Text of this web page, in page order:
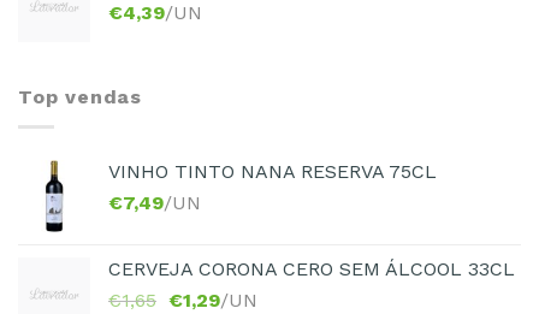
€4,39/UN
Top vendas
VINHO TINTO NANA RESERVA 75CL
€7,49/UN
CERVEJA CORONA CERO SEM ÁLCOOL 33CL
€1,65 €1,29/UN